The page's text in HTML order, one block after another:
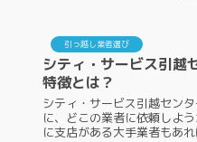
引っ越し業者選び
シティ・サービス引越
特徴とは？
シティ・サービス引越セン
に、どこの業者に依頼しよ
に支店がある大手業者もあ